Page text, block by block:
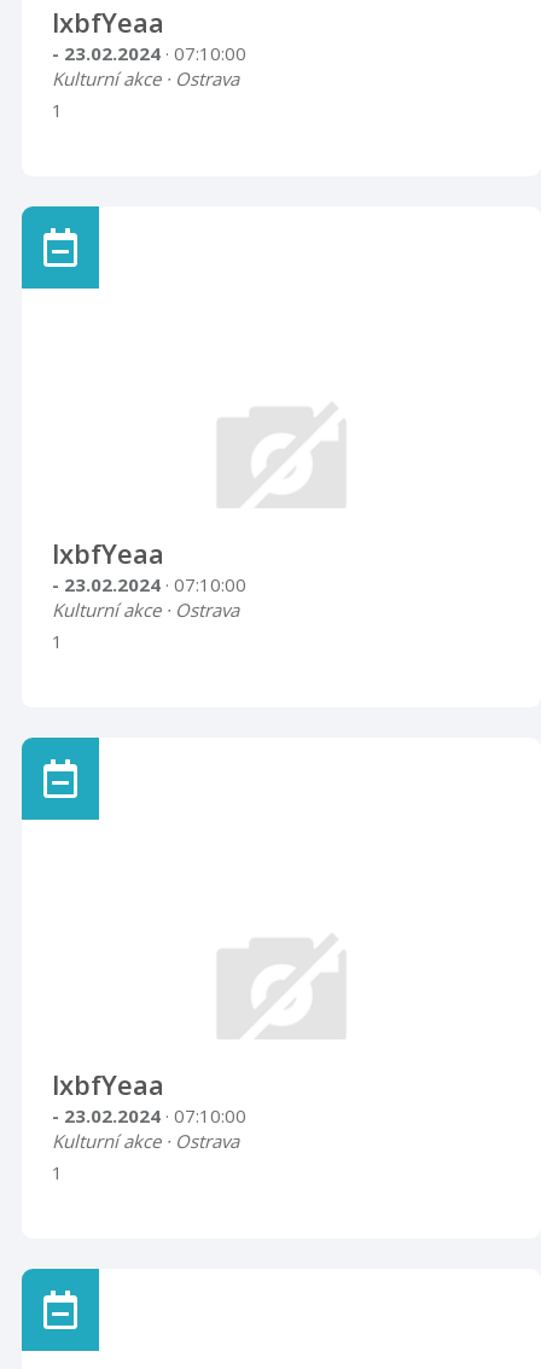
lxbfYeaa
- 23.02.2024 · 07:10:00
Kulturní akce · Ostrava
1
lxbfYeaa
- 23.02.2024 · 07:10:00
Kulturní akce · Ostrava
1
lxbfYeaa
- 23.02.2024 · 07:10:00
Kulturní akce · Ostrava
1